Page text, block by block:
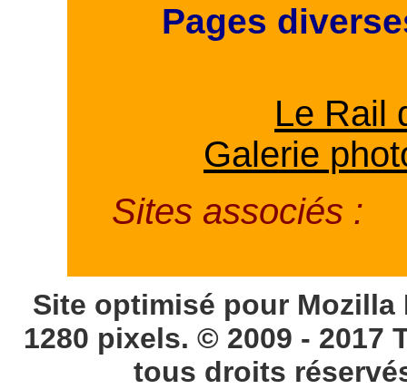
Pages
Le Rail
Galerie
Sites associés :
Site optimisé pour
1280 pixels. © 2009 - 2017
tous droits